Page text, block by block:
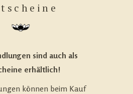
sind auch als
erhältlich!
können beim Kauf